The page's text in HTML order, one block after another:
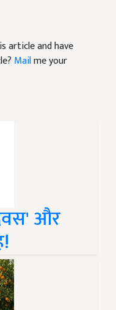
article and have
Mailme your
और